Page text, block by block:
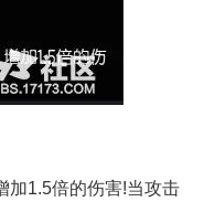
1.5倍的伤害!当攻击